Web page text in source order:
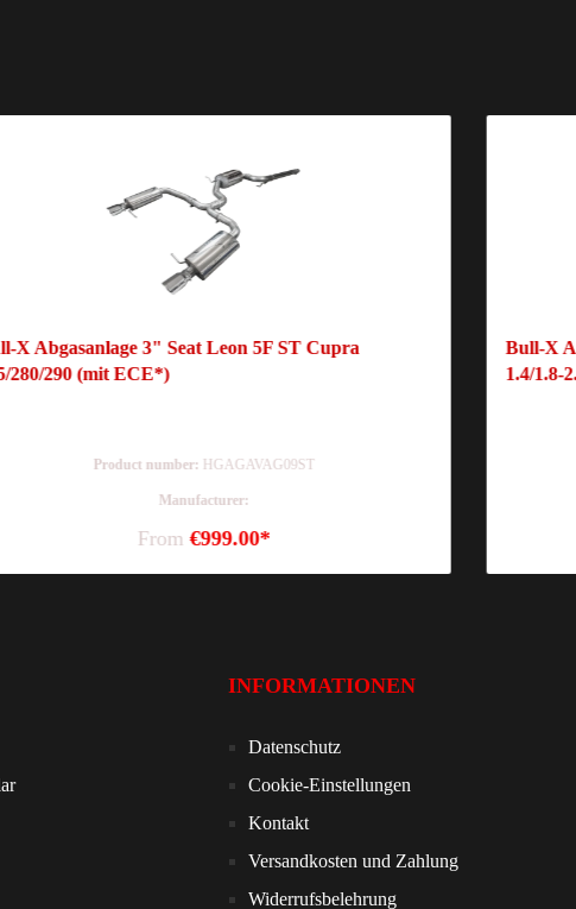
X Abgasanlage 3" Seat Leon 5F ST Cupra
280/290 (mit ECE*)
Product number: HGAGAVAG09ST
Manufacturer:
From€999.00*
Bull-X
1.4/1.8-
INFORMATIONEN
Datenschutz
Cookie-Einstellungen
Kontakt
Versandkosten und Zahlung
Widerrufsbelehrung